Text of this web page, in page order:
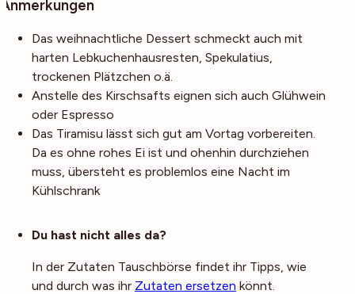
Anmerkungen
Das weihnachtliche Dessert schmeckt auch mit
harten Lebkuchenhausresten, Spekulatius,
trockenen Plätzchen o.ä.
Anstelle des Kirschsafts eignen sich auch Glühwein
oder Espresso
Das Tiramisu lässt sich gut am Vortag vorbereiten.
Da es ohne rohes Ei ist und ohenhin durchziehen
muss, übersteht es problemlos eine Nacht im
Kühlschrank
Du hast nicht alles da?
In der Zutaten Tauschbörse findet ihr Tipps, wie
und durch was ihr Zutaten ersetzen könnt.